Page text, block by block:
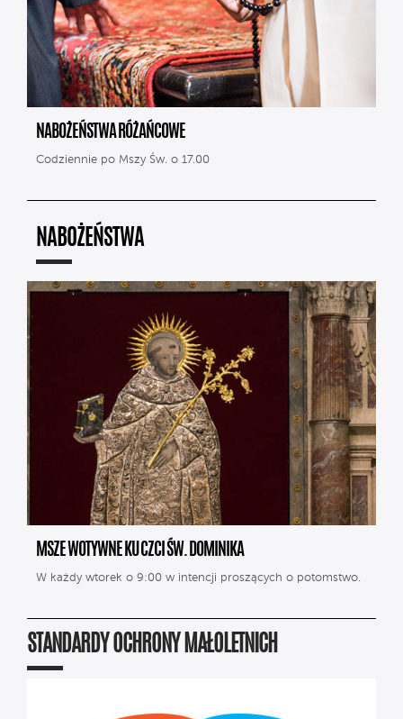
NABOŻEŃSTWA RÓŻAŃCOWE
Codziennie po Mszy Św. o 17.00
NABOŻEŃSTWA
MSZE WOTYWNE KU CZCI ŚW. DOMINIKA
W każdy wtorek o 9:00 w intencji proszących o potomstwo.
STANDARDY OCHRONY MAŁOLETNICH